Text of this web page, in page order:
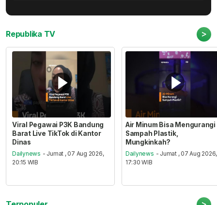
Republika TV >
Viral Pegawai P3K Bandung
Barat Live TikTok di Kantor
Dinas
Dailynews - Jumat , 07 Aug 2026,
20:15 WIB
Air Minum Bisa Mengurangi
Sampah Plastik,
Mungkinkah?
Dailynews - Jumat , 07 Aug 2026,
17:30 WIB